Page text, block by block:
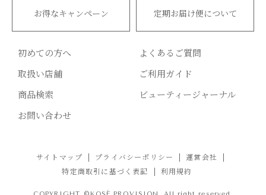
お得なキャンペーン 定期お届け便について
初めての方へ
よくあるご質問
取扱い店舗
ご利用ガイド
商品検索
ビューティージャーナル
お問い合わせ
サイトマップ プライバシーポリシー
運営会社
特定商取引に基づく表記
利用規約